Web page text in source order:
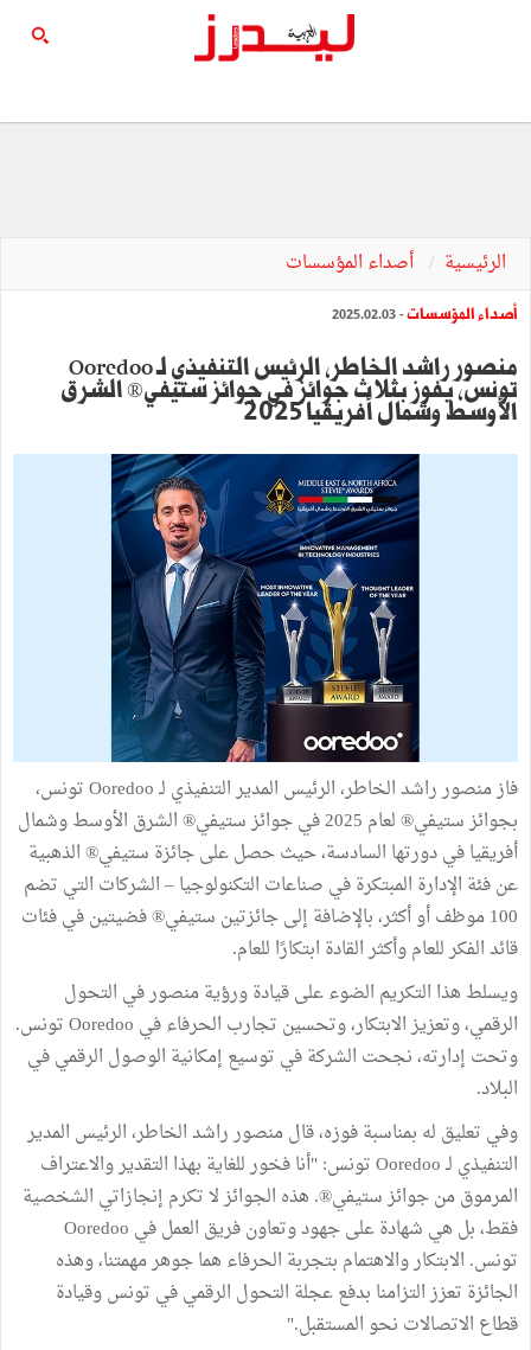
الرئيسية أصداء المؤسسات
أصداء المؤسسات- 2025.02.03
منصور راشد الخاطر، الرئيس التنفيذي لـ Ooredoo
تونس، يفوز بثلاث جوائز في جوائز ستيفي® الشرق
الأوسط وشمال أفريقيا 2025
فاز منصور راشد الخاطر، الرئيس المدير التنفيذي لـ Ooredoo تونس،
بجوائز ستيفي® لعام 2025 في جوائز ستيفي® الشرق الأوسط وشمال
أفريقيا في دورتها السادسة، حيث حصل على جائزة ستيفي® الذهبية
عن فئة الإدارة المبتكرة في صناعات التكنولوجيا – الشركات التي تضم
100 موظف أو أكثر، بالإضافة إلى جائزتين ستيفي® فضيتين في فئات
قائد الفكر للعام وأكثر القادة ابتكارًا للعام.
ويسلط هذا التكريم الضوء على قيادة ورؤية منصور في التحول
الرقمي، وتعزيز الابتكار، وتحسين تجارب الحرفاء في Ooredoo تونس.
وتحت إدارته، نجحت الشركة في توسيع إمكانية الوصول الرقمي في
البلاد.
وفي تعليق له بمناسبة فوزه، قال منصور راشد الخاطر، الرئيس المدير
التنفيذي لـ Ooredoo تونس: "أنا فخور للغاية بهذا التقدير والاعتراف
المرموق من جوائز ستيفي®. هذه الجوائز لا تكرم إنجازاتي الشخصية
فقط، بل هي شهادة على جهود وتعاون فريق العمل في Ooredoo
تونس. الابتكار والاهتمام بتجربة الحرفاء هما جوهر مهمتنا، وهذه
الجائزة تعزز التزامنا بدفع عجلة التحول الرقمي في تونس وقيادة
قطاع الاتصالات نحو المستقبل."